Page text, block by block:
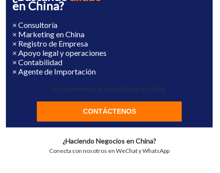
en China?
× Consultoría
× Marketing en China
× Registro de Empresa
× Apoyo legal y operaciones
× Contabilidad
× Agente de Importación
Su representante de confianza en China
CONTÁCTENOS
¿Haciendo Negocios en China?
Conecta con nosotros en WeChat y WhatsApp